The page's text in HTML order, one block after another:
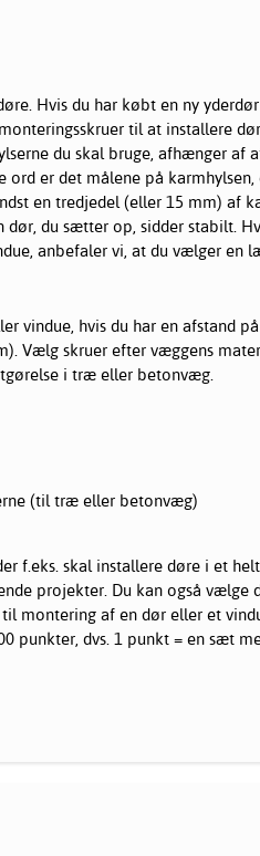
Hvis du har købt en ny
til at installere
du skal bruge, afhænger af
er det målene på karmhylsen,
en tredjedel (eller 15 mm) af
dør, du sætter op, sidder stabilt.
anbefaler vi, at du vælger en
vindue, hvis du har en afstand
Vælg skruer efter væggens
i træ eller betonvæg.
(til træ eller betonvæg)
f.eks. skal installere døre i et
projekter. Du kan også vælge
montering af en dør eller et
punkter, dvs. 1 punkt = en sæt